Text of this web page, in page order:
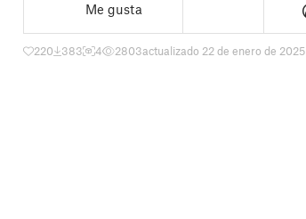
Me gusta
220 383 4 2803actualizado 22 de enero de 2025